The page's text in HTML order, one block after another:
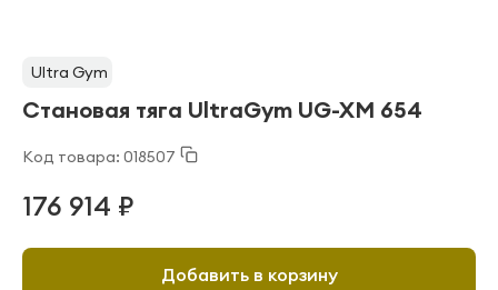
Ultra Gym
Становая тяга UltraGym UG-XM 654
Код товара: 018507
176 914 ₽
Добавить в корзину